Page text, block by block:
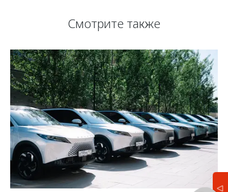
Смотрите также